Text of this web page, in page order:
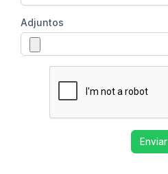
Adjuntos
Enviar